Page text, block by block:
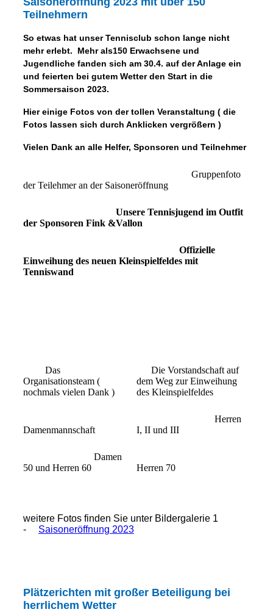
Teilnehmern
So etwas hat unser Tennisclub schon lange nicht
mehr erlebt. Mehr als150 Erwachsene und
Jugendliche fanden sich am 30.4. auf der Anlage ein
und feierten bei gutem Wetter den Start in die
Sommersaison 2023.
Hier einige Fotos von der tollen Veranstaltung ( die
Fotos lassen sich durch Anklicken vergrößern )
Vielen Dank an alle Helfer, Sponsoren und Teilnehmer
Gruppenfoto
der Teilehmer an der Saisoneröffnung
Unsere Tennisjugend im Outfit
der Sponsoren Fink &Vallon
Offizielle
Einweihung des neuen Kleinspielfeldes mit
Tenniswand
Das
Organisationsteam (
nochmals vielen Dank )
Die Vorstandschaft auf
dem Weg zur Einweihung
des Kleinspielfeldes
Damenmannschaft
Herren
I, II und III
Damen
50 und Herren 60
Herren 70
weitere Fotos finden Sie unter Bildergalerie 1
- Saisoneröffnung 2023
Plätzerichten mit großer Beteiligung bei
herrlichem Wetter